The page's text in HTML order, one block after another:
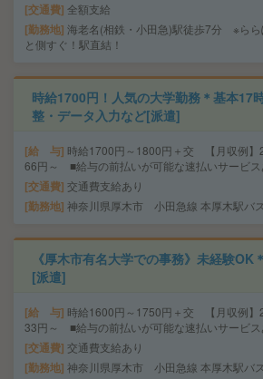
交通費 全額支給
勤務地 海老名(相鉄・小田急)駅徒歩7分 ※らら
と側すぐ！駅直結！
時給1700円！人気の大学勤務＊基本17
整・データ入力など[派遣]
給 与 時給1700円～1800円＋交 【月収例】
66円～ ■給与の前払いが可能な速払いサービス
交通費 交通費支給あり
勤務地 神奈川県厚木市 小田急線 本厚木駅バ
《厚木市有名大学での事務》未経験OK
[派遣]
給 与 時給1600円～1750円＋交 【月収例】
33円～ ■給与の前払いが可能な速払いサービス
交通費 交通費支給あり
勤務地 神奈川県厚木市 小田急線 本厚木駅バ